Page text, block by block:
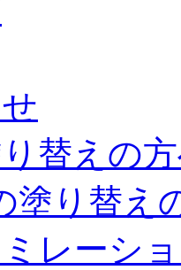
替えの
塗り替え
レーシ